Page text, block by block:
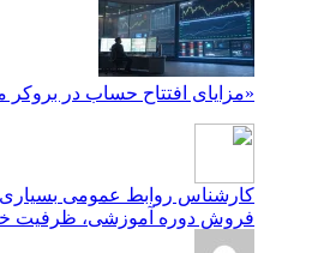
«مزایای افتتاح حساب در بروکر
کارشناس روابط عمومی بسیاری
فروش دوره آموزشی، ظرفیت